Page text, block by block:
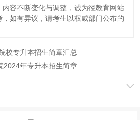
容不断变化与调整，诚为径教育网站
如有异议，请考生以权威部门公布的
校专升本招生简章汇总
2024年专升本招生简章